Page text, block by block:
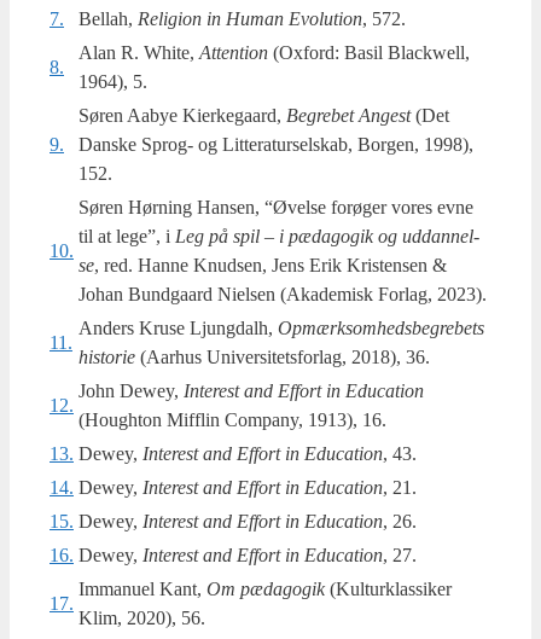
7.
Bellah, Reli­gion in Human Evo­lu­tion, 572.
8.
Alan R. Whi­te, Atten­tion (Oxford: Basil Bla­ck­well,
1964), 5.
9.
Søren Aabye Kier­ke­gaard, Begre­bet Angest(Det
Dan­ske Sprog- og Lit­te­ra­tur­sel­skab, Bor­gen, 1998),
152.
10.
Søren Hør­ning Han­sen, “Øvel­se for­ø­ger vores evne
til at lege”, i Leg på spil – i pæda­go­gik og uddan­nel­
se, red. Han­ne Knud­sen, Jens Erik Kri­sten­sen &
Johan Bund­gaard Niel­sen (Aka­de­misk For­lag, 2023).
11.
Anders Kru­se Ljung­dalh, Opmærk­som­heds­be­gre­bets
histo­rie (Aar­hus Uni­ver­si­tets­for­lag, 2018), 36.
12.
John Dewey, Inte­r­est and Effort in Educa­tion
(Hough­ton Mif­flin Com­pa­ny, 1913), 16.
13. Dewey, Inte­r­est and Effort in Educa­tion, 43.
14. Dewey, Inte­r­est and Effort in Educa­tion, 21.
15. Dewey, Inte­r­est and Effort in Educa­tion, 26.
16. Dewey, Inte­r­est and Effort in Educa­tion, 27.
17.
Immanuel Kant, Om pæda­go­gik (Kul­turklas­si­ker
Klim, 2020), 56.